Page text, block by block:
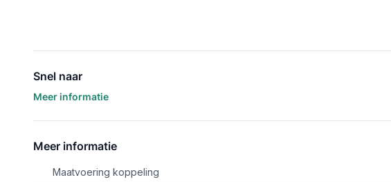
Snel naar
Meer informatie
Meer informatie
Maatvoering koppeling